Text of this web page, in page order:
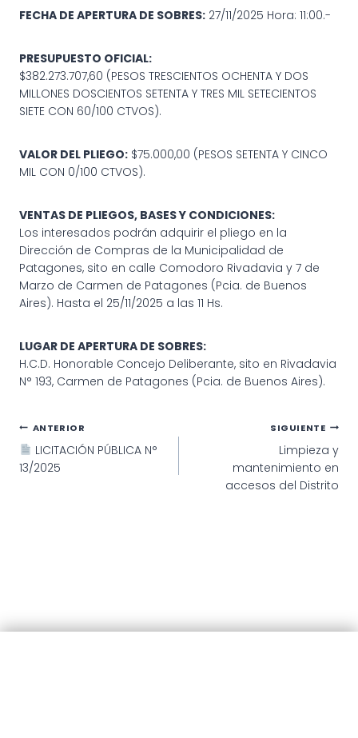
FECHA DE APERTURA DE SOBRES: 27/11/2025 Hora: 11:00.-
PRESUPUESTO OFICIAL:
$382.273.707,60 (PESOS TRESCIENTOS OCHENTA Y DOS
MILLONES DOSCIENTOS SETENTA Y TRES MIL SETECIENTOS
SIETE CON 60/100 CTVOS).
VALOR DEL PLIEGO: $75.000,00 (PESOS SETENTA Y CINCO
MIL CON 0/100 CTVOS).
VENTAS DE PLIEGOS, BASES Y CONDICIONES:
Los interesados podrán adquirir el pliego en la
Dirección de Compras de la Municipalidad de
Patagones, sito en calle Comodoro Rivadavia y 7 de
Marzo de Carmen de Patagones (Pcia. de Buenos
Aires). Hasta el 25/11/2025 a las 11 Hs.
LUGAR DE APERTURA DE SOBRES:
H.C.D. Honorable Concejo Deliberante, sito en Rivadavia
N° 193, Carmen de Patagones (Pcia. de Buenos Aires).
Navegación
de
ANTERIOR
LICITACIÓN PÚBLICA N°
13/2025
SIGUIENTE
Limpieza y
mantenimiento en
accesos del Distrito